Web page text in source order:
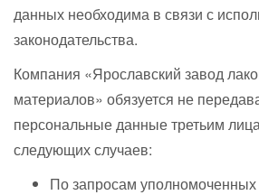
данных необходима в связи с
законодательства.
Компания «Ярославский завод
материалов» обязуется не
персональные данные третьим
следующих случаев:
По запросам уполномоченных